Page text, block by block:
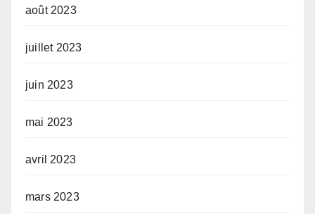
août 2023
juillet 2023
juin 2023
mai 2023
avril 2023
mars 2023